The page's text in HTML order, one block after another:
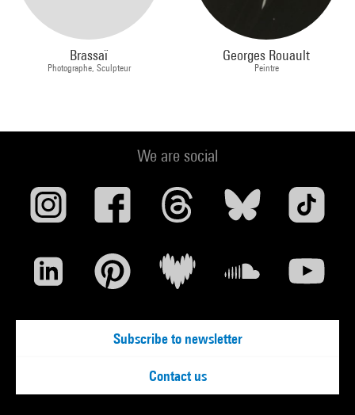
Brassaï
Photographe, Sculpteur
Georges Rouault
Peintre
We are social
Subscribe to newsletter
Contact us